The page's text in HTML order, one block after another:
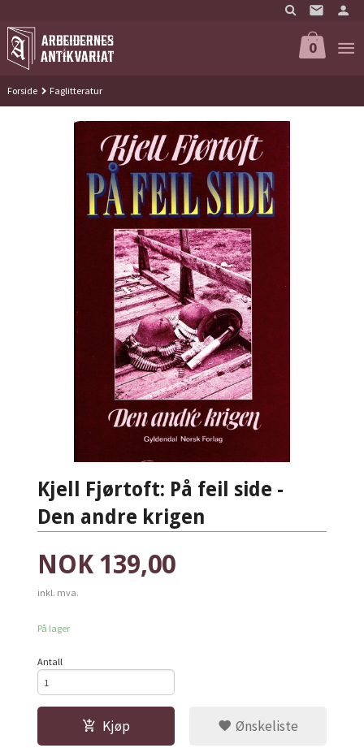
til
innholdet
0
Forside Faglitteratur
Kjell Fjørtoft: På feil side -
Den andre krigen
Pris
NOK 139,00
inkl. mva.
På lager
Antall
Kjøp Ønskeliste